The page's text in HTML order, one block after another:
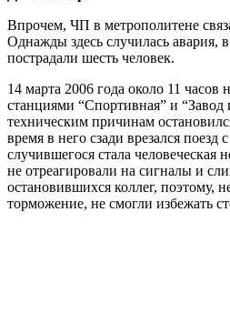
Впрочем, ЧП в метрополитене
Однажды здесь случилась авария, в
пострадали шесть человек.
14 марта 2006 года около 11 часов
станциями “Спортивная” и
техническим причинам
время в него сзади врезался
случившегося стала
не отреагировали на сигналы и
остановившихся коллег, поэтому,
торможение, не смогли избежать